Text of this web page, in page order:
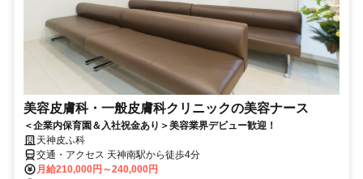
美容皮膚科・一般皮膚科クリニックの美容ナース
＜企業内保育園＆入社祝金あり＞美容業界デビュー歓迎！
天神皮ふ科
交通・アクセス 天神南駅から徒歩4分
月給210,000円～240,000円